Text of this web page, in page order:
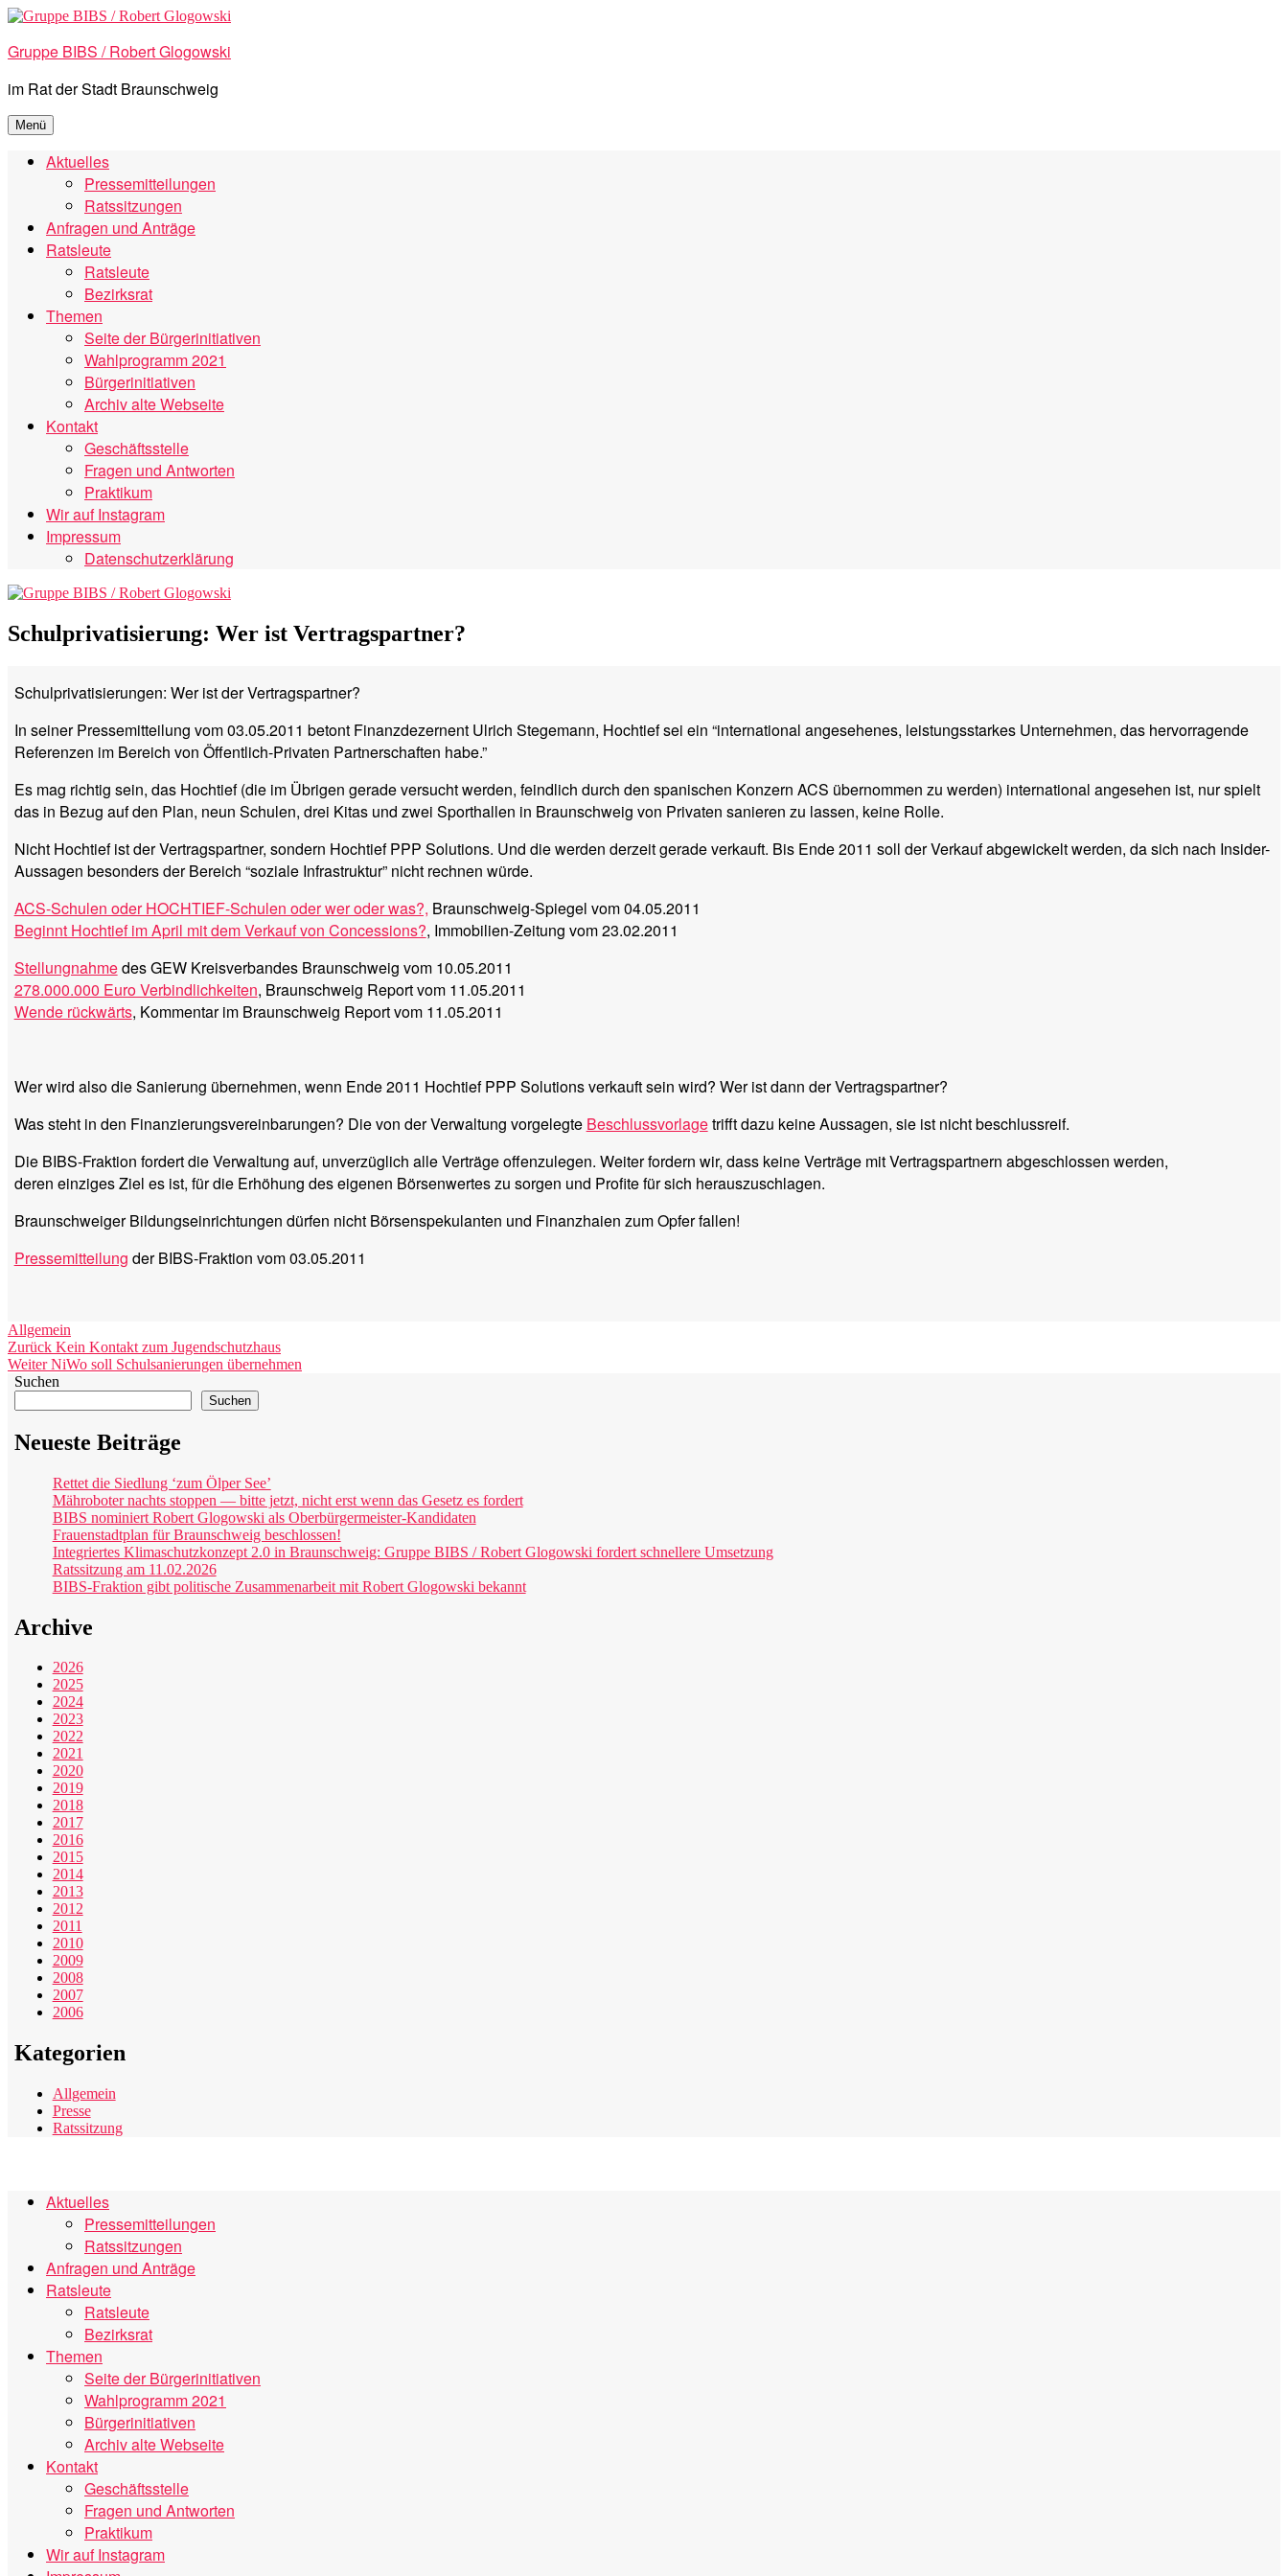
Zum
springen
Gruppe BIBS / Robert Glogowski
im Rat der Stadt Braunschweig
Menü
Aktuelles
Pressemitteilungen
Ratssitzungen
Anfragen und Anträge
Ratsleute
Ratsleute
Bezirksrat
Themen
Seite der Bürgerinitiativen
Wahlprogramm 2021
Bürgerinitiativen
Archiv alte Webseite
Kontakt
Geschäftsstelle
Fragen und Antworten
Praktikum
Wir auf Instagram
Impressum
Datenschutzerklärung
Schulprivatisierung: Wer ist Vertragspartner?
Schulprivatisierungen: Wer ist der Vertragspartner?
In seiner Pressemitteilung vom 03.05.2011 betont Finanzdezernent Ulrich Stegemann, Hochtief sei ein “international angesehenes, leistungsstarkes Unternehmen, das hervorragende
Referenzen im Bereich von Öffentlich-Privaten Partnerschaften habe.”
Es mag richtig sein, das Hochtief (die im Übrigen gerade versucht werden, feindlich durch den spanischen Konzern ACS übernommen zu werden) international angesehen ist, nur spielt
das in Bezug auf den Plan, neun Schulen, drei Kitas und zwei Sporthallen in Braunschweig von Privaten sanieren zu lassen, keine Rolle.
Nicht Hochtief ist der Vertragspartner, sondern Hochtief PPP Solutions. Und die werden derzeit gerade verkauft. Bis Ende 2011 soll der Verkauf abgewickelt werden, da sich nach Insider-
Aussagen besonders der Bereich “soziale Infrastruktur” nicht rechnen würde.
ACS-Schulen oder HOCHTIEF-Schulen oder wer oder was?, Braunschweig-Spiegel vom 04.05.2011
Beginnt Hochtief im April mit dem Verkauf von Concessions?, Immobilien-Zeitung vom 23.02.2011
Stellungnahmedes GEW Kreisverbandes Braunschweig vom 10.05.2011
278.000.000 Euro Verbindlichkeiten, Braunschweig Report vom 11.05.2011
Wende rückwärts, Kommentar im Braunschweig Report vom 11.05.2011
Wer wird also die Sanierung übernehmen, wenn Ende 2011 Hochtief PPP Solutions verkauft sein wird? Wer ist dann der Vertragspartner?
Was steht in den Finanzierungsvereinbarungen? Die von der Verwaltung vorgelegte Beschlussvorlagetrifft dazu keine Aussagen, sie ist nicht beschlussreif.
Die BIBS-Fraktion fordert die Verwaltung auf, unverzüglich alle Verträge offenzulegen. Weiter fordern wir, dass keine Verträge mit Vertragspartnern abgeschlossen werden,
deren einziges Ziel es ist, für die Erhöhung des eigenen Börsenwertes zu sorgen und Profite für sich herauszuschlagen.
Braunschweiger Bildungseinrichtungen dürfen nicht Börsenspekulanten und Finanzhaien zum Opfer fallen!
Pressemitteilung der BIBS-Fraktion vom 03.05.2011
Kategorien
Allgemein
Beitragsnavigation
Zurück Vorheriger
Beitrag:
Kein Kontakt zum Jugendschutzhaus
Weiter Nächster
Beitrag:
NiWo soll Schulsanierungen übernehmen
Suchen
Suchen
Neueste Beiträge
Rettet die Siedlung ‘zum Ölper See’
Mähroboter nachts stoppen — bitte jetzt, nicht erst wenn das Gesetz es fordert
BIBS nominiert Robert Glogowski als Oberbürgermeister-Kandidaten
Frauenstadtplan für Braunschweig beschlossen!
Integriertes Klimaschutzkonzept 2.0 in Braunschweig: Gruppe BIBS / Robert Glogowski fordert schnellere Umsetzung
Ratssitzung am 11.02.2026
BIBS-Fraktion gibt politische Zusammenarbeit mit Robert Glogowski bekannt
Archive
2026
2025
2024
2023
2022
2021
2020
2019
2018
2017
2016
2015
2014
2013
2012
2011
2010
2009
2008
2007
2006
Kategorien
Allgemein
Presse
Ratssitzung
Aktuelles
Pressemitteilungen
Ratssitzungen
Anfragen und Anträge
Ratsleute
Ratsleute
Bezirksrat
Themen
Seite der Bürgerinitiativen
Wahlprogramm 2021
Bürgerinitiativen
Archiv alte Webseite
Kontakt
Geschäftsstelle
Fragen und Antworten
Praktikum
Wir auf Instagram